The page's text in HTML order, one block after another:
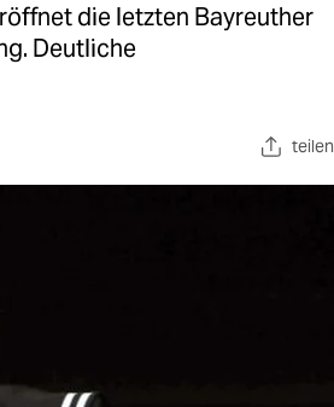
die letzten Bayreuther
Deutliche
teilen